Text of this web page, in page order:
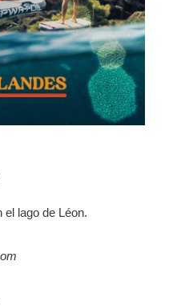
el lago de Léon.